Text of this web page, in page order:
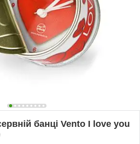
банці Vento I love you